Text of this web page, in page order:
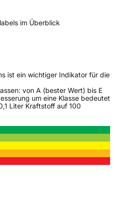
im Überblick
ist ein wichtiger Indikator für die
von A (bester Wert) bis E
um eine Klasse bedeutet
Liter Kraftstoff auf 100